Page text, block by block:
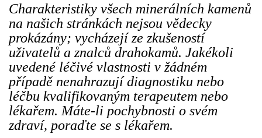
Charakteristiky všech minerálních kamenů
na našich stránkách nejsou vědecky
prokázány; vycházejí ze zkušeností
uživatelů a znalců drahokamů. Jakékoli
uvedené léčivé vlastnosti v žádném
případě nenahrazují diagnostiku nebo
léčbu kvalifikovaným terapeutem nebo
lékařem. Máte-li pochybnosti o svém
zdraví, poraďte se s lékařem.